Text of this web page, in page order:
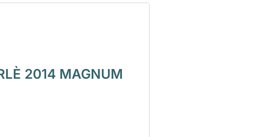
2014 MAGNUM